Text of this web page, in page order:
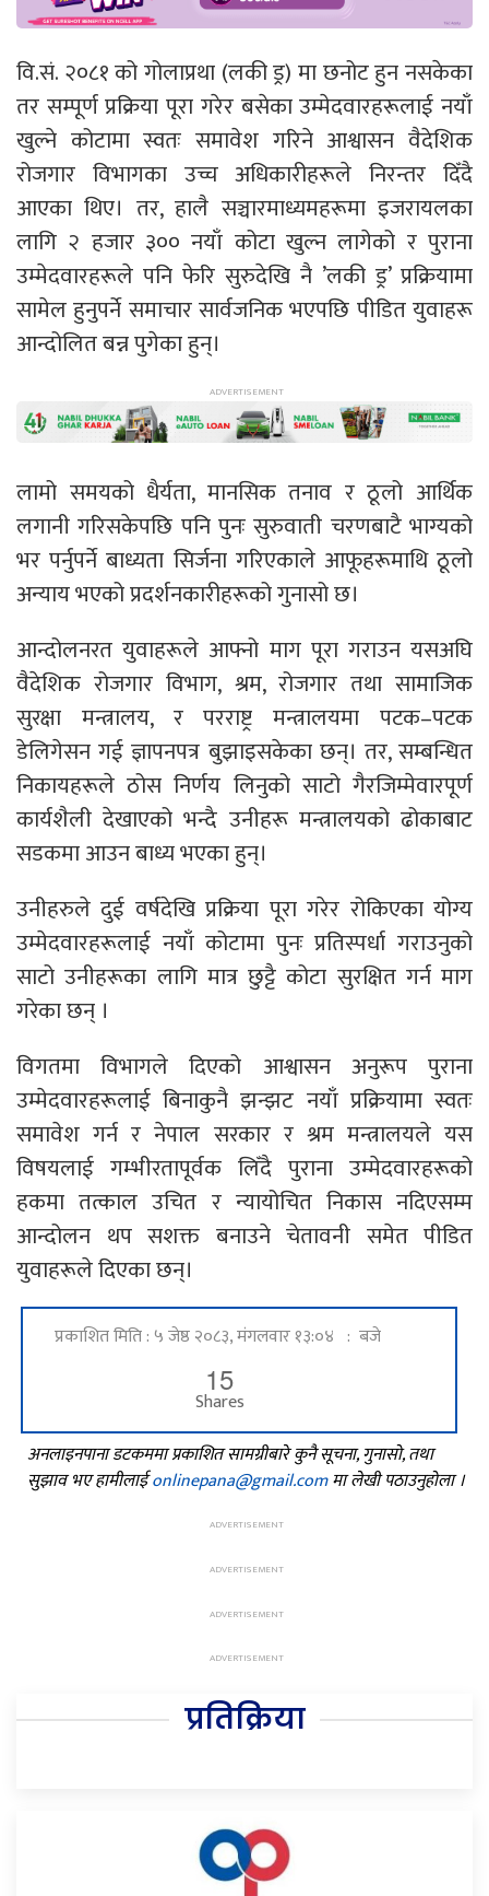
वि.सं. २०८१ को गोलाप्रथा (लकी ड्र) मा छनोट हुन नसकेका
तर सम्पूर्ण प्रक्रिया पूरा गरेर बसेका उम्मेदवारहरूलाई नयाँ
खुल्ने कोटामा स्वतः समावेश गरिने आश्वासन वैदेशिक
रोजगार विभागका उच्च अधिकारीहरूले निरन्तर दिँदै
आएका थिए। तर, हालै सञ्चारमाध्यमहरूमा इजरायलका
लागि २ हजार ३०० नयाँ कोटा खुल्न लागेको र पुराना
उम्मेदवारहरूले पनि फेरि सुरुदेखि नै ’लकी ड्र’ प्रक्रियामा
सामेल हुनुपर्ने समाचार सार्वजनिक भएपछि पीडित युवाहरू
आन्दोलित बन्न पुगेका हुन्।
लामो समयको धैर्यता, मानसिक तनाव र ठूलो आर्थिक
लगानी गरिसकेपछि पनि पुनः सुरुवाती चरणबाटै भाग्यको
भर पर्नुपर्ने बाध्यता सिर्जना गरिएकाले आफूहरूमाथि ठूलो
अन्याय भएको प्रदर्शनकारीहरूको गुनासो छ।
आन्दोलनरत युवाहरूले आफ्नो माग पूरा गराउन यसअघि
वैदेशिक रोजगार विभाग, श्रम, रोजगार तथा सामाजिक
सुरक्षा मन्त्रालय, र परराष्ट्र मन्त्रालयमा पटक–पटक
डेलिगेसन गई ज्ञापनपत्र बुझाइसकेका छन्। तर, सम्बन्धित
निकायहरूले ठोस निर्णय लिनुको साटो गैरजिम्मेवारपूर्ण
कार्यशैली देखाएको भन्दै उनीहरू मन्त्रालयको ढोकाबाट
सडकमा आउन बाध्य भएका हुन्।
उनीहरुले दुई वर्षदेखि प्रक्रिया पूरा गरेर रोकिएका योग्य
उम्मेदवारहरूलाई नयाँ कोटामा पुनः प्रतिस्पर्धा गराउनुको
साटो उनीहरूका लागि मात्र छुट्टै कोटा सुरक्षित गर्न माग
गरेका छन् ।
विगतमा विभागले दिएको आश्वासन अनुरूप पुराना
उम्मेदवारहरूलाई बिनाकुनै झन्झट नयाँ प्रक्रियामा स्वतः
समावेश गर्न र नेपाल सरकार र श्रम मन्त्रालयले यस
विषयलाई गम्भीरतापूर्वक लिँदै पुराना उम्मेदवारहरूको
हकमा तत्काल उचित र न्यायोचित निकास नदिएसम्म
आन्दोलन थप सशक्त बनाउने चेतावनी समेत पीडित
युवाहरूले दिएका छन्।
प्रकाशित मिति : ५ जेष्ठ २०८३, मंगलवार १३:०४ : बजे
15
Shares
अनलाइनपाना डटकममा प्रकाशित सामग्रीबारे कुनै सूचना, गुनासो, तथा
सुझाव भए हामीलाईonlinepana@gmail.comमा लेखी पठाउनुहोला ।
प्रतिक्रिया